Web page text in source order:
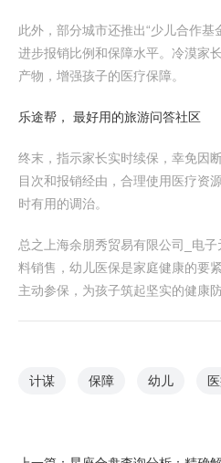
此外，部分城市还推出“少儿合作基
进步报销比例和保障水平。冷漠家
产物，增强孩子的医疗保障。
乐途帮， 最好用的旅游问答社区
终末，指示家长实时续保，幸免因
目次和报销经由，合理使用医疗资
时有用的调治。
总之上海余朋秀贸易有限公司_电
料销售，幼儿医保是家庭健康的要
主动参保，为孩子筑起坚实的健康防
计谋 保障 幼儿